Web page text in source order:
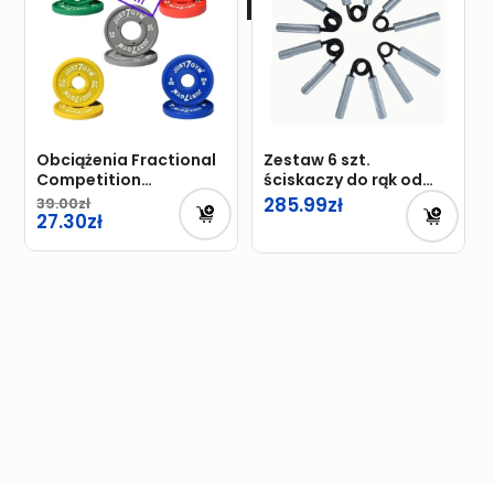
Obciążenia Fractional
Competition
Just7Gym 0,5kg –
2,5kg
39.00
27.30
Zestaw 6 szt.
ściskaczy do rąk od
50kg do 160kg
285.99